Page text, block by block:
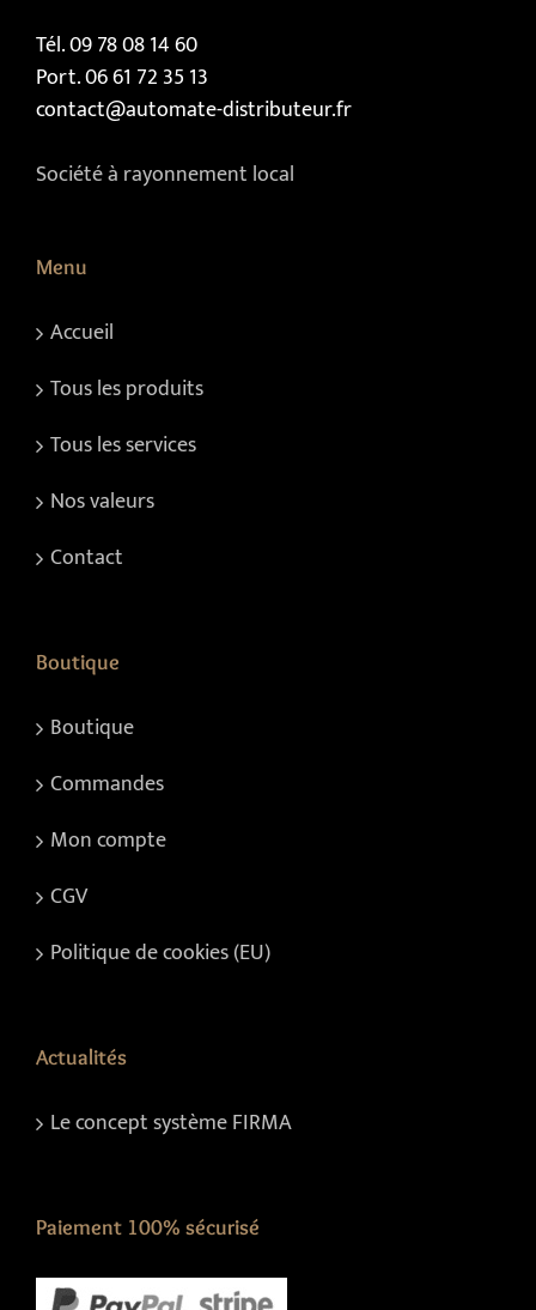
Tél. 09 78 08 14 60
Port. 06 61 72 35 13
contact@automate-distributeur.fr
Société à rayonnement local
Menu
Accueil
Tous les produits
Tous les services
Nos valeurs
Contact
Boutique
Boutique
Commandes
Mon compte
CGV
Politique de cookies (EU)
Actualités
Le concept système FIRMA
Paiement 100% sécurisé